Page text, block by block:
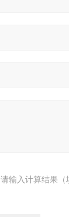
请输入计算结果（